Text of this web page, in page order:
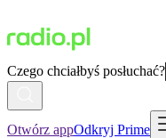
Czego chciałbyś posłuchać?
Otwórz appOdkryj Prime